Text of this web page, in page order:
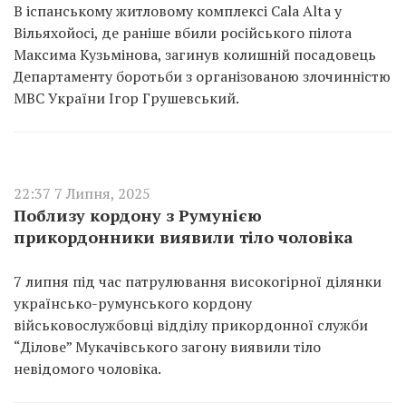
В іспанському житловому комплексі Cala Alta у
Вільяхойосі, де раніше вбили російського пілота
Максима Кузьмінова, загинув колишній посадовець
Департаменту боротьби з організованою злочинністю
МВС України Ігор Грушевський.
22:37 7 Липня, 2025
Поблизу кордону з Румунією
прикордонники виявили тіло чоловіка
7 липня під час патрулювання високогірної ділянки
українсько-румунського кордону
військовослужбовці відділу прикордонної служби
“Ділове” Мукачівського загону виявили тіло
невідомого чоловіка.